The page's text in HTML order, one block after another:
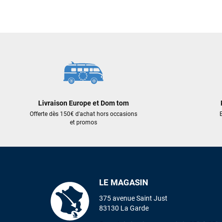
Livraison Europe et Dom tom
Offerte dès 150€ d'achat hors occasions
et promos
LE MAGASIN
375 avenue Saint Just
83130 La Garde